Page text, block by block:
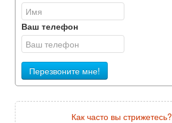
Ваш телефон
Перезвоните мне!
Как часто вы стрижетесь?